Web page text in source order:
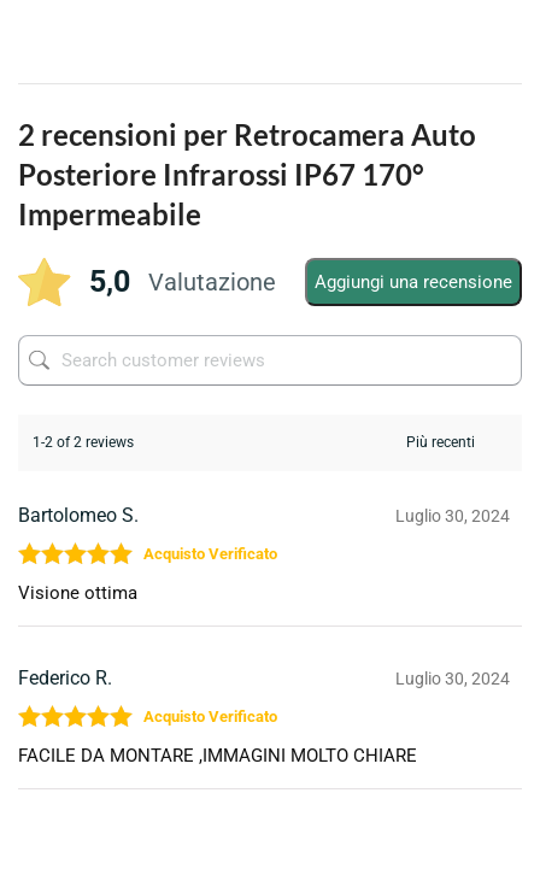
2 recensioni per Retrocamera Auto
Posteriore Infrarossi IP67 170°
Impermeabile
5,0
Valutazione Aggiungi una recensione
1-2 of 2 reviews
Bartolomeo S. Luglio 30, 2024
Valutato5su 5
Visione ottima
Federico R. Luglio 30, 2024
Valutato5 su 5
FACILE DA MONTARE ,IMMAGINI MOLTO CHIARE